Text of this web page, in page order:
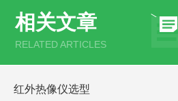
相关文章
RELATED ARTICLES
红外热像仪选型